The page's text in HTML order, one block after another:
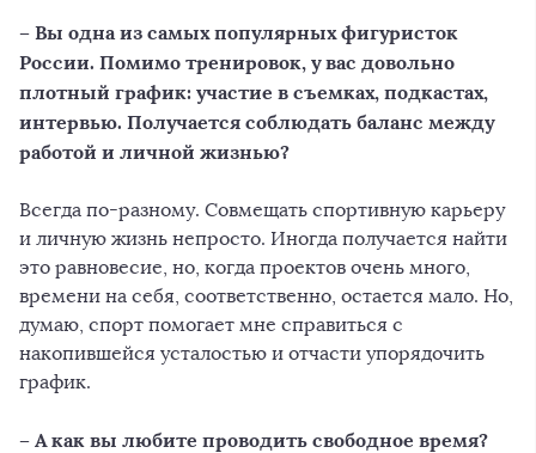
– Вы одна из самых популярных фигуристок
России. Помимо тренировок, у вас довольно
плотный график: участие в съемках, подкастах,
интервью. Получается соблюдать баланс между
работой и личной жизнью?
Всегда по-разному. Совмещать спортивную карьеру
и личную жизнь непросто. Иногда получается найти
это равновесие, но, когда проектов очень много,
времени на себя, соответственно, остается мало. Но,
думаю, спорт помогает мне справиться с
накопившейся усталостью и отчасти упорядочить
график.
– А как вы любите проводить свободное время?